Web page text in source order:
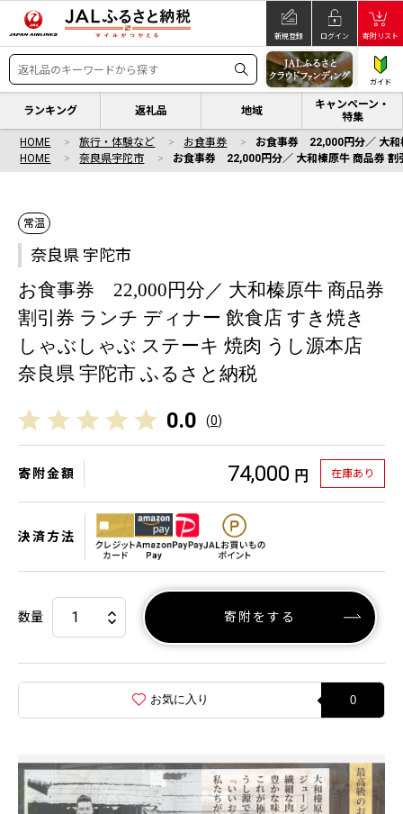
新規登録 ログイン 寄附リスト
ガイド
ランキング 返礼品 地域
キャンペーン・
特集
HOME 旅行・体験など お食事券
お食事券 22,000円分／ 大和
HOME
奈良県宇陀市 お食事券 22,000円分／ 大和榛原牛 商品券 割
常温
奈良県 宇陀市
お食事券 22,000円分／ 大和榛原牛 商品券
割引券 ランチ ディナー 飲食店 すき焼き
しゃぶしゃぶ ステーキ 焼肉 うし源本店
奈良県 宇陀市 ふるさと納税
0.0 (0)
寄附金額 74,000 円 在庫あり
決済方法
数量 寄附をする
お気に入り 0